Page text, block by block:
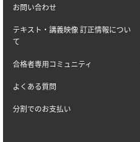
お問い合わせ
テキスト・講義映像 訂正情報につい
て
合格者専用コミュニティ
よくある質問
分割でのお支払い